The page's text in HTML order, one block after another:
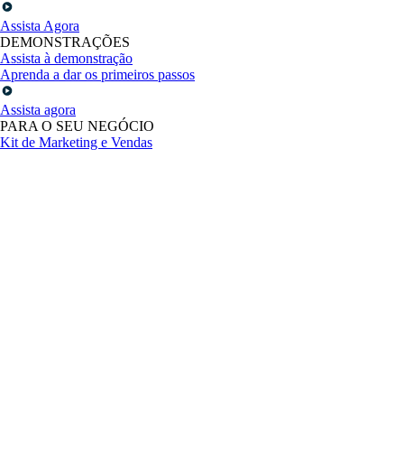
Assista Agora
DEMONSTRAÇÕES
Assista à demonstração
Aprenda a dar os primeiros passos
Assista agora
PARA O SEU NEGÓCIO
Kit de Marketing e Vendas